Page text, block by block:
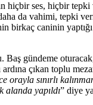
hiçbir ses, hiçbir
da vahimi, tepki
caninin
gündeme
çıkan toplu
orayla sınırlı
alanda yapıldı” diye